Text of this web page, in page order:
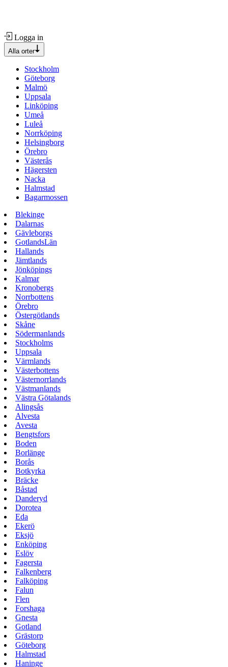
Logga in
Alla orter
Stockholm
Göteborg
Malmö
Uppsala
Linköping
Umeå
Luleå
Norrköping
Helsingborg
Örebro
Västerås
Hägersten
Nacka
Halmstad
Bagarmossen
Blekinge
Dalarnas
Gävleborgs
GotlandsLän
Hallands
Jämtlands
Jönköpings
Kalmar
Kronobergs
Norrbottens
Örebro
Östergötlands
Skåne
Södermanlands
Stockholms
Uppsala
Värmlands
Västerbottens
Västernorrlands
Västmanlands
Västra Götalands
Alingsås
Alvesta
Avesta
Bengtsfors
Boden
Borlänge
Borås
Botkyrka
Bräcke
Båstad
Danderyd
Dorotea
Eda
Ekerö
Eksjö
Enköping
Eslöv
Fagersta
Falkenberg
Falköping
Falun
Flen
Forshaga
Gnesta
Gotland
Grästorp
Göteborg
Halmstad
Haninge